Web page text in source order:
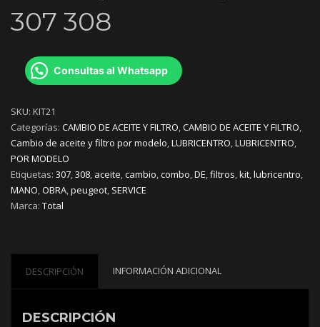
307 308
Consultas al Whatsapp
SKU: KIT21
Categorías: CAMBIO DE ACEITE Y FILTRO,CAMBIO DE ACEITE Y FILTRO,
Cambio de aceite y filtro por modelo,LUBRICENTRO,LUBRICENTRO,
POR MODELO
Etiquetas: 307,308, aceite,cambio,combo,DE,filtros,kit,lubricentro,
MANO,OBRA,peugeot, SERVICE
Marca: Total
DESCRIPCIÓN INFORMACIÓN ADICIONAL
DESCRIPCIÓN